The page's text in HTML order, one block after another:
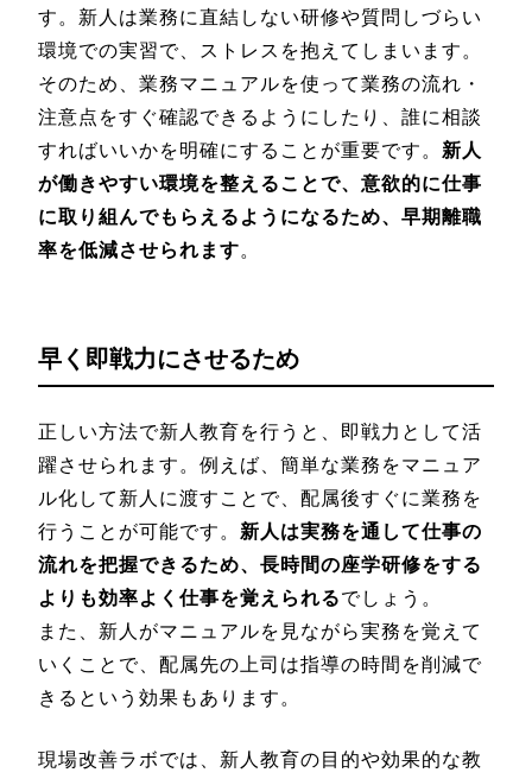
す。新人は業務に直結しない研修や質問しづらい
環境での実習で、ストレスを抱えてしまいます。
そのため、業務マニュアルを使って業務の流れ・
注意点をすぐ確認できるようにしたり、誰に相談
すればいいかを明確にすることが重要です。 新人
が働きやすい環境を整えることで、意欲的に仕事
に取り組んでもらえるようになるため、早期離職
率を低減させられます。
早く即戦力にさせるため
正しい方法で新人教育を行うと、即戦力として活
躍させられます。例えば、簡単な業務をマニュア
ル化して新人に渡すことで、配属後すぐに業務を
行うことが可能です。 新人は実務を通して仕事の
流れを把握できるため、長時間の座学研修をする
よりも効率よく仕事を覚えられるでしょう。
また、新人がマニュアルを見ながら実務を覚えて
いくことで、配属先の上司は指導の時間を削減で
きるという効果もあります。
現場改善ラボでは、新人教育の目的や効果的な教